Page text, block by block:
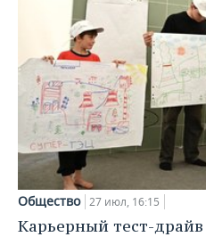
Общество 27 июл, 16:15
Карьерный тест-